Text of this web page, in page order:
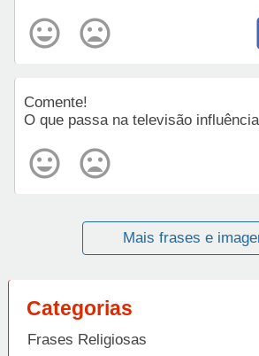
Comente!
O que passa na televisão
Mais frases e
Categorias
Frases Religiosas